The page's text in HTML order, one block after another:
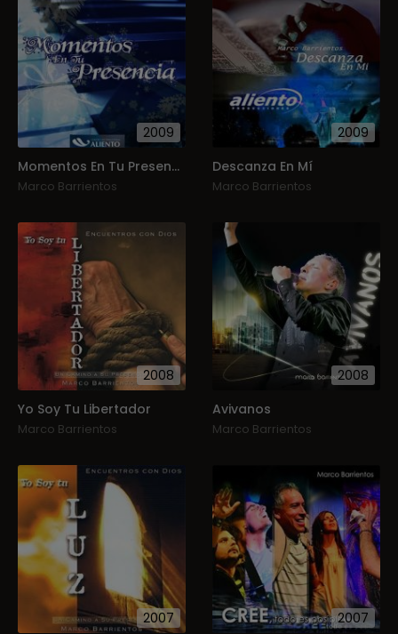
2009
Momentos En Tu Presencia
Marco Barrientos
2009
Descanza En Mí
Marco Barrientos
2008
Yo Soy Tu Libertador
Marco Barrientos
2008
Avivanos
Marco Barrientos
2007
2007